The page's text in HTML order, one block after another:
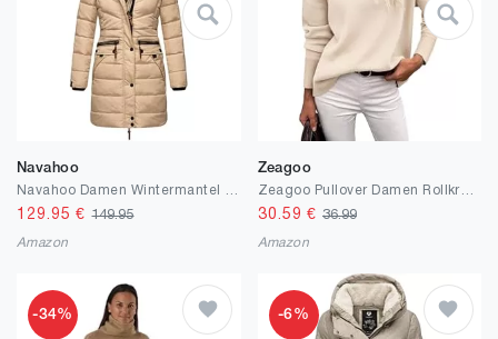
Navahoo
129.95 €149.95
Amazon
Zeagoo
Zeagoo Pullover Damen Rollkragen Strickpullover Elegant Langarm Pulli Basic Casual Rollkragenshirt Einfarbig Turtleneck Gestrickt Obertiele Herbst Winter S-XXL
30.59 € 36.99
Amazon
-34% -6%